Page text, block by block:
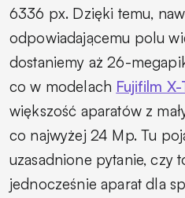
6336 px. Dzięki temu,
odpowiadającemu polu
dostaniemy aż 26-
co w modelach Fujifilm
większość aparatów z
co najwyżej 24 Mp. Tu
uzasadnione pytanie, czy
jednocześnie aparat dla